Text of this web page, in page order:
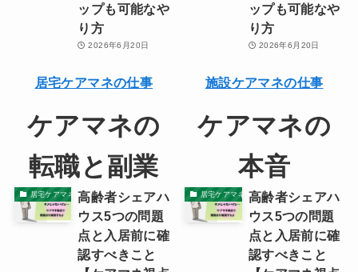
ップも可能なや
り方
2026年6月20日
居宅ケアマネの仕事
ップも可能なや
り方
2026年6月20日
施設ケアマネの仕事
ケアマネの
転職と副業
居宅ケアマネの本音高齢者シェアハ
ウス5つの問題
点と入居前に確
認すべきこと
ケアマネの
本音
居宅ケアマネの本音高齢者シェアハ
ウス5つの問題
点と入居前に確
認すべきこと